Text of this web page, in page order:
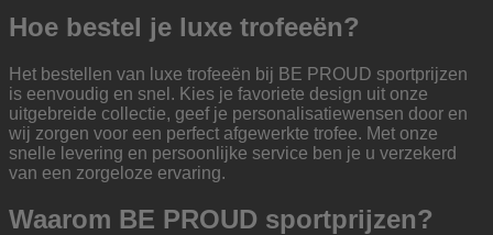
Hoe bestel je luxe trofeeën?
Het bestellen van luxe trofeeën bij BE PROUD sportprijzen
is eenvoudig en snel. Kies je favoriete design uit onze
uitgebreide collectie, geef je personalisatiewensen door en
wij zorgen voor een perfect afgewerkte trofee. Met onze
snelle levering en persoonlijke service ben je u verzekerd
van een zorgeloze ervaring.
Waarom BE PROUD sportprijzen?